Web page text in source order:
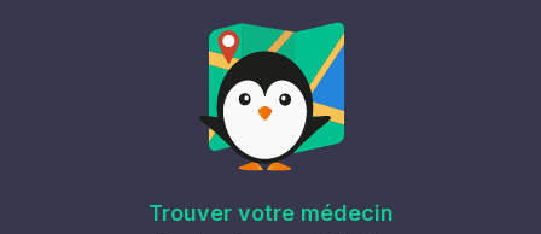
Trouver votre médecin